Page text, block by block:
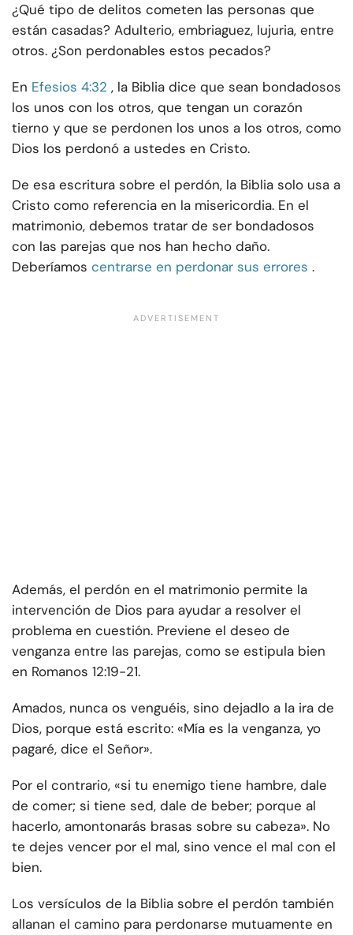
¿Qué tipo de delitos cometen las personas que
están casadas? Adulterio, embriaguez, lujuria, entre
otros. ¿Son perdonables estos pecados?
En Efesios 4:32 , la Biblia dice que sean bondadosos
los unos con los otros, que tengan un corazón
tierno y que se perdonen los unos a los otros, como
Dios los perdonó a ustedes en Cristo.
De esa escritura sobre el perdón, la Biblia solo usa a
Cristo como referencia en la misericordia. En el
matrimonio, debemos tratar de ser bondadosos
con las parejas que nos han hecho daño.
Deberíamos centrarse en perdonar sus errores .
Además, el perdón en el matrimonio permite la
intervención de Dios para ayudar a resolver el
problema en cuestión. Previene el deseo de
venganza entre las parejas, como se estipula bien
en Romanos 12:19-21.
Amados, nunca os venguéis, sino dejadlo a la ira de
Dios, porque está escrito: «Mía es la venganza, yo
pagaré, dice el Señor».
Por el contrario, «si tu enemigo tiene hambre, dale
de comer; si tiene sed, dale de beber; porque al
hacerlo, amontonarás brasas sobre su cabeza». No
te dejes vencer por el mal, sino vence el mal con el
bien.
Los versículos de la Biblia sobre el perdón también
allanan el camino para perdonarse mutuamente en